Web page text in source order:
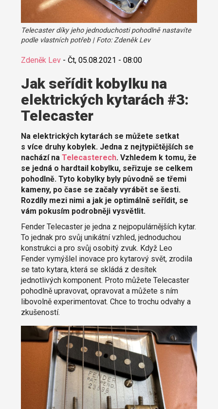
Telecaster díky jeho jednoduchosti pohodlně nastavíte
podle vlastních potřeb | Foto: Zdeněk Lev
Zdeněk Lev- Čt, 05.08.2021 - 08:00
Jak seřídit kobylku na
elektrických kytarách #3:
Telecaster
Na elektrických kytarách se můžete setkat
s více druhy kobylek. Jedna z nejtypičtějších se
nachází na Telecasterech. Vzhledem k tomu, že
se jedná o hardtail kobylku, seřizuje se celkem
pohodlně. Tyto kobylky byly původně se třemi
kameny, po čase se začaly vyrábět se šesti.
Rozdíly mezi nimi a jak je optimálně seřídit, se
vám pokusím podrobněji vysvětlit.
Fender Telecaster je jedna z nejpopulárnějších kytar.
To jednak pro svůj unikátní vzhled, jednoduchou
konstrukci a pro svůj osobitý zvuk. Když Leo
Fender vymýšlel inovace pro kytarový svět, zrodila
se tato kytara, která se skládá z desítek
jednotlivých komponent. Proto můžete Telecaster
pohodlně upravovat, opravovat a můžete s ním
libovolně experimentovat. Chce to trochu odvahy a
zkušeností.